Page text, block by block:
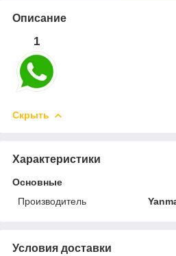
Описание
1
Скрыть
Характеристики
Основные
Производитель
Условия доставки